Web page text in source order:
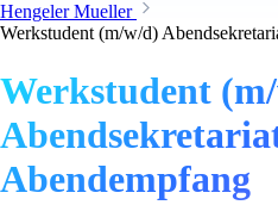
Hengeler Mueller
Werkstudent (m/w/d)
Werkstudent
Abendempfang